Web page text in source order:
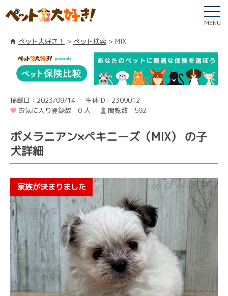
MENU
ペット大好き！ ペット検索 MIX
掲載日：2023/09/14
生体ID：2309012
お気に入り登録数 0 人
閲覧数 592
ポメラニアン×ペキニーズ（MIX） の子
犬詳細